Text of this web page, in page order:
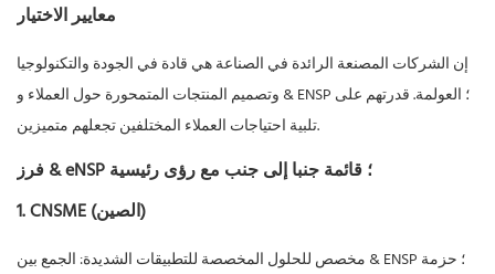
معايير الاختيار
إن الشركات المصنعة الرائدة في الصناعة هي قادة في الجودة والتكنولوجيا
وتصميم المنتجات المتمحورة حول العملاء و & ENSP ؛ العولمة. قدرتهم على
تلبية احتياجات العملاء المختلفين تجعلهم متميزين.
فرز & eNSP ؛ قائمة جنبا إلى جنب مع رؤى رئيسية
1. CNSME (الصين)
مخصص للحلول المخصصة للتطبيقات الشديدة: الجمع بين & ENSP ؛ حزمة